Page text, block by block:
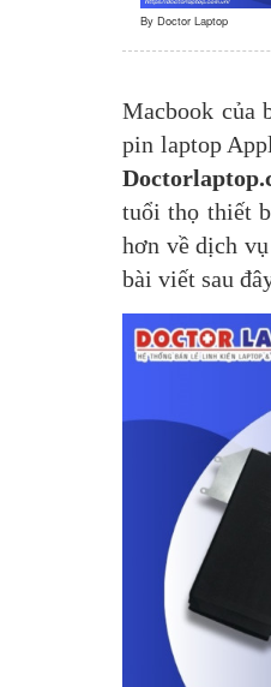
By Doctor Laptop
Macbook của
pin laptop
tuổi thọ thiết
hơn về dịch
bài viết sau